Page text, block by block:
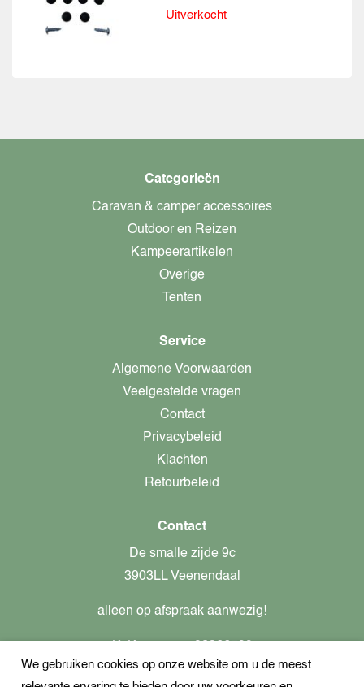
Uitverkocht
Categorieën
Caravan & camper accessoires
Outdoor en Reizen
Kampeerartikelen
Overige
Tenten
Service
Algemene Voorwaarden
Veelgestelde vragen
Contact
Privacybeleid
Klachten
Retourbeleid
Contact
De smalle zijde 9c
3903LL Veenendaal
alleen op afspraak aanwezig!
Btw-nummer: nl862437301B01
We gebruiken cookies op onze website om u de meest